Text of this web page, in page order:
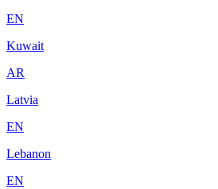
EN
Kuwait
AR
Latvia
EN
Lebanon
EN